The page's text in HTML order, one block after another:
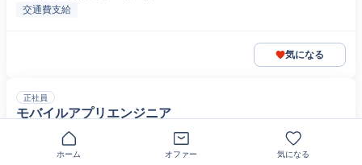
交通費支給
気になる
正社員
モバイルアプリエンジニア
株式会社エニセンス
リモートで最新技術に挑戦 SIerから市場価値を高める！
ホーム オファー 気になる